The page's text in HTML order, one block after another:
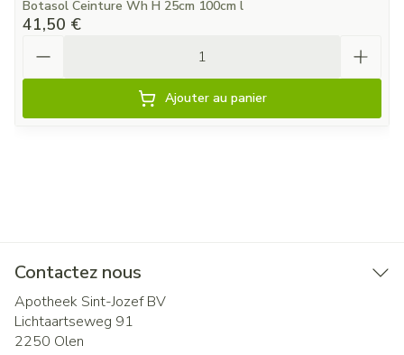
Botasol Ceinture Wh H 25cm 100cm l
41,50 €
Ajouter au panier
Contactez nous
Apotheek Sint-Jozef BV
Lichtaartseweg 91
2250 Olen